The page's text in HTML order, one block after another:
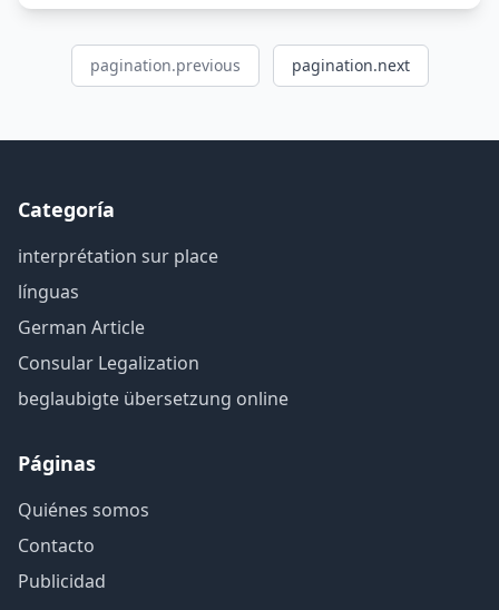
pagination.previous pagination.next
Categoría
interprétation sur place
línguas
German Article
Consular Legalization
beglaubigte übersetzung online
Páginas
Quiénes somos
Contacto
Publicidad